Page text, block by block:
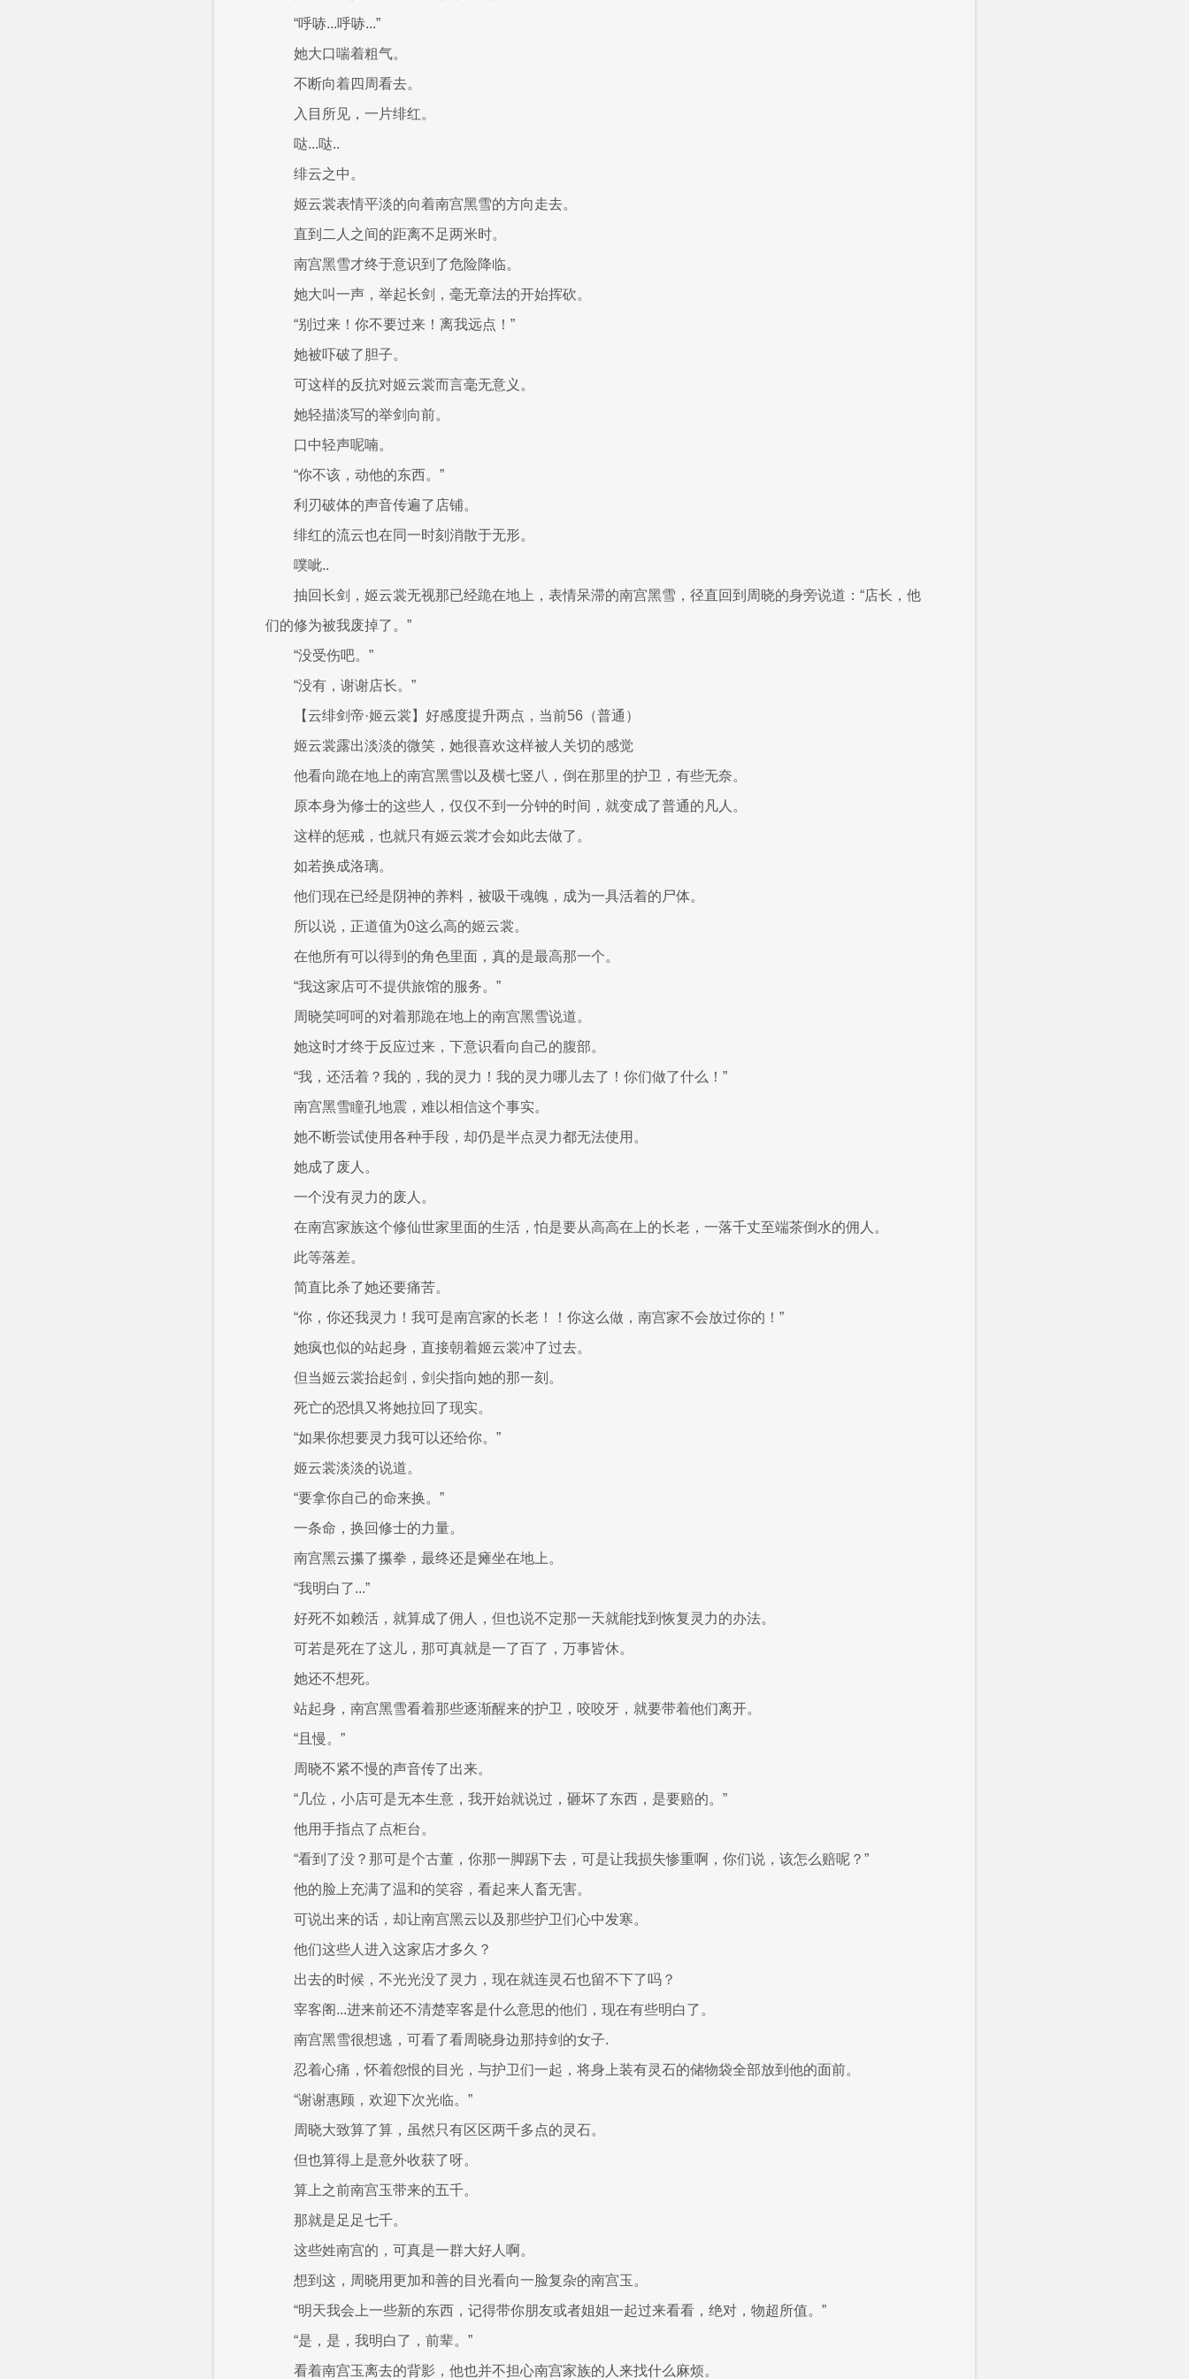
“呼哧...呼哧...”
她大口喘着粗气。
不断向着四周看去。
入目所见，一片绯红。
哒...哒..
绯云之中。
姬云裳表情平淡的向着南宫黑雪的方向走去。
直到二人之间的距离不足两米时。
南宫黑雪才终于意识到了危险降临。
她大叫一声，举起长剑，毫无章法的开始挥砍。
“别过来！你不要过来！离我远点！”
她被吓破了胆子。
可这样的反抗对姬云裳而言毫无意义。
她轻描淡写的举剑向前。
口中轻声呢喃。
“你不该，动他的东西。”
利刃破体的声音传遍了店铺。
绯红的流云也在同一时刻消散于无形。
噗呲..
抽回长剑，姬云裳无视那已经跪在地上，表情呆滞的南宫黑雪，径直回到周晓的身旁说道：“店长，他
们的修为被我废掉了。”
“没受伤吧。”
“没有，谢谢店长。”
【云绯剑帝·姬云裳】好感度提升两点，当前56（普通）
姬云裳露出淡淡的微笑，她很喜欢这样被人关切的感觉
他看向跪在地上的南宫黑雪以及横七竖八，倒在那里的护卫，有些无奈。
原本身为修士的这些人，仅仅不到一分钟的时间，就变成了普通的凡人。
这样的惩戒，也就只有姬云裳才会如此去做了。
如若换成洛璃。
他们现在已经是阴神的养料，被吸干魂魄，成为一具活着的尸体。
所以说，正道值为0这么高的姬云裳。
在他所有可以得到的角色里面，真的是最高那一个。
“我这家店可不提供旅馆的服务。”
周晓笑呵呵的对着那跪在地上的南宫黑雪说道。
她这时才终于反应过来，下意识看向自己的腹部。
“我，还活着？我的，我的灵力！我的灵力哪儿去了！你们做了什么！”
南宫黑雪瞳孔地震，难以相信这个事实。
她不断尝试使用各种手段，却仍是半点灵力都无法使用。
她成了废人。
一个没有灵力的废人。
在南宫家族这个修仙世家里面的生活，怕是要从高高在上的长老，一落千丈至端茶倒水的佣人。
此等落差。
简直比杀了她还要痛苦。
“你，你还我灵力！我可是南宫家的长老！！你这么做，南宫家不会放过你的！”
她疯也似的站起身，直接朝着姬云裳冲了过去。
但当姬云裳抬起剑，剑尖指向她的那一刻。
死亡的恐惧又将她拉回了现实。
“如果你想要灵力我可以还给你。”
姬云裳淡淡的说道。
“要拿你自己的命来换。”
一条命，换回修士的力量。
南宫黑云攥了攥拳，最终还是瘫坐在地上。
“我明白了...”
好死不如赖活，就算成了佣人，但也说不定那一天就能找到恢复灵力的办法。
可若是死在了这儿，那可真就是一了百了，万事皆休。
她还不想死。
站起身，南宫黑雪看着那些逐渐醒来的护卫，咬咬牙，就要带着他们离开。
“且慢。”
周晓不紧不慢的声音传了出来。
“几位，小店可是无本生意，我开始就说过，砸坏了东西，是要赔的。”
他用手指点了点柜台。
“看到了没？那可是个古董，你那一脚踢下去，可是让我损失惨重啊，你们说，该怎么赔呢？”
他的脸上充满了温和的笑容，看起来人畜无害。
可说出来的话，却让南宫黑云以及那些护卫们心中发寒。
他们这些人进入这家店才多久？
出去的时候，不光光没了灵力，现在就连灵石也留不下了吗？
宰客阁...进来前还不清楚宰客是什么意思的他们，现在有些明白了。
南宫黑雪很想逃，可看了看周晓身边那持剑的女子.
忍着心痛，怀着怨恨的目光，与护卫们一起，将身上装有灵石的储物袋全部放到他的面前。
“谢谢惠顾，欢迎下次光临。”
周晓大致算了算，虽然只有区区两千多点的灵石。
但也算得上是意外收获了呀。
算上之前南宫玉带来的五千。
那就是足足七千。
这些姓南宫的，可真是一群大好人啊。
想到这，周晓用更加和善的目光看向一脸复杂的南宫玉。
“明天我会上一些新的东西，记得带你朋友或者姐姐一起过来看看，绝对，物超所值。”
“是，是，我明白了，前辈。”
看着南宫玉离去的背影，他也并不担心南宫家族的人来找什么麻烦。